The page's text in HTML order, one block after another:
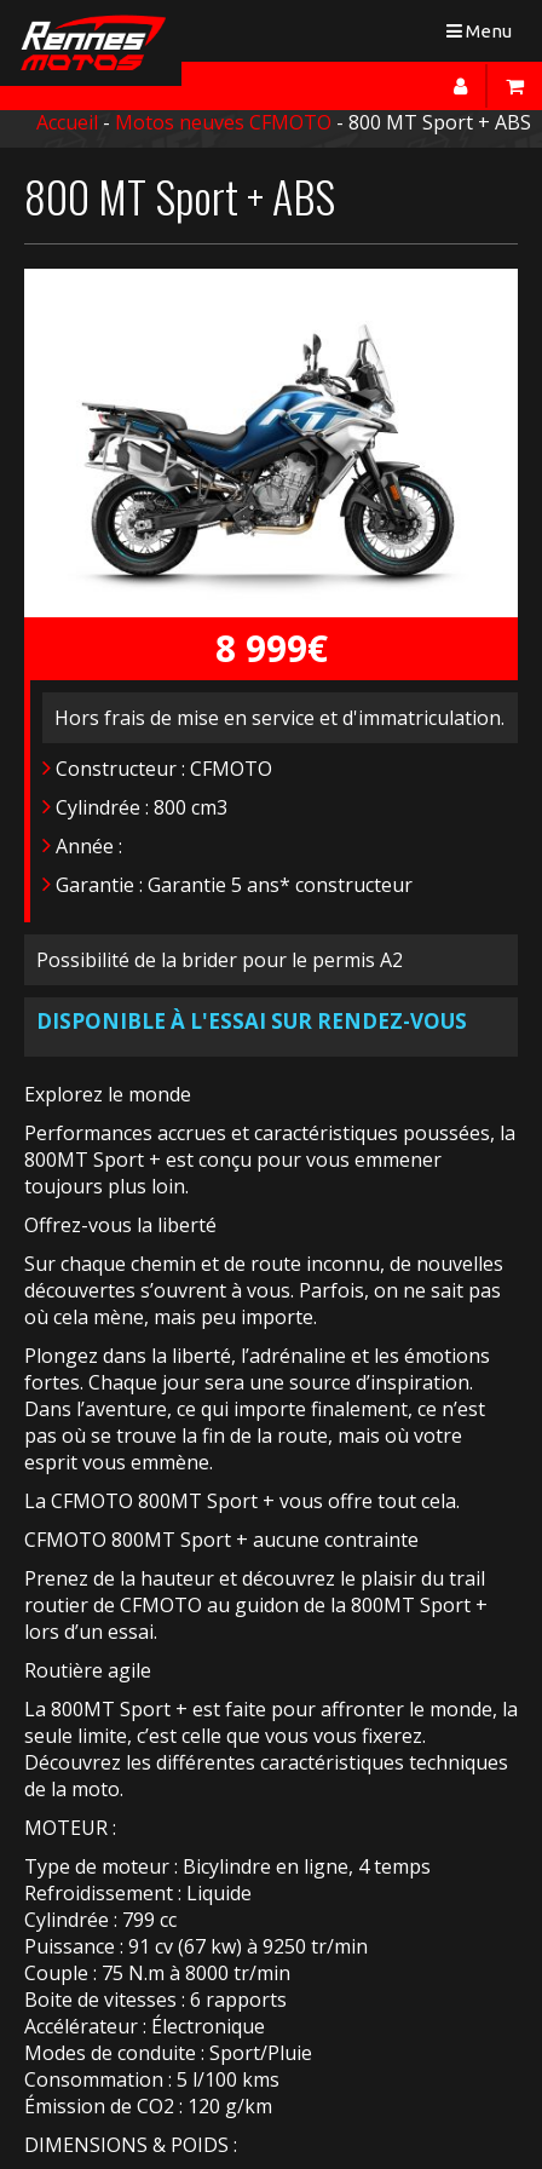
Toggle
Menu
Accueil - Motos neuves CFMOTO - 800 MT Sport + ABS
800 MT Sport + ABS
8 999€
Hors frais de mise en service et d'immatriculation.
Constructeur : CFMOTO
Cylindrée : 800 cm3
Année :
Garantie : Garantie 5 ans* constructeur
Possibilité de la brider pour le permis A2
DISPONIBLE À L'ESSAI SUR RENDEZ-VOUS
Explorez le monde
Performances accrues et caractéristiques poussées, la
800MT Sport + est conçu pour vous emmener
toujours plus loin.
Offrez-vous la liberté
Sur chaque chemin et de route inconnu, de nouvelles
découvertes s’ouvrent à vous. Parfois, on ne sait pas
où cela mène, mais peu importe.
Plongez dans la liberté, l’adrénaline et les émotions
fortes. Chaque jour sera une source d’inspiration.
Dans l’aventure, ce qui importe finalement, ce n’est
pas où se trouve la fin de la route, mais où votre
esprit vous emmène.
La CFMOTO 800MT Sport + vous offre tout cela.
CFMOTO 800MT Sport + aucune contrainte
Prenez de la hauteur et découvrez le plaisir du trail
routier de CFMOTO au guidon de la 800MT Sport +
lors d’un essai.
Routière agile
La 800MT Sport + est faite pour affronter le monde, la
seule limite, c’est celle que vous vous fixerez.
Découvrez les différentes caractéristiques techniques
de la moto.
MOTEUR :
Type de moteur : Bicylindre en ligne, 4 temps
Refroidissement : Liquide
Cylindrée : 799 cc
Puissance : 91 cv (67 kw) à 9250 tr/min
Couple : 75 N.m à 8000 tr/min
Boite de vitesses : 6 rapports
Accélérateur : Électronique
Modes de conduite : Sport/Pluie
Consommation : 5 l/100 kms
Émission de CO2 : 120 g/km
DIMENSIONS & POIDS :